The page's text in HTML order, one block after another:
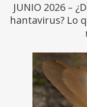
JUNIO 2026 –
hantavirus? Lo